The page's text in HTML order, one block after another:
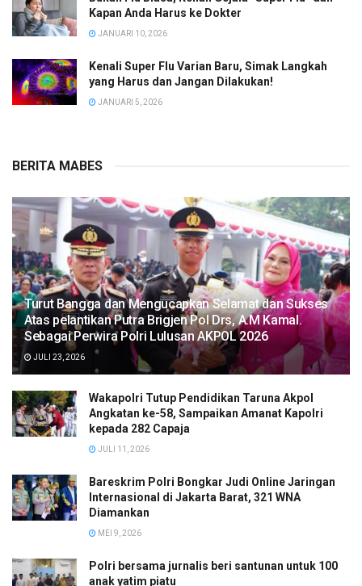
Kapan Anda Harus ke Dokter
JANUARI 10, 2026
Kenali Super Flu Varian Baru, Simak Langkah
yang Harus dan Jangan Dilakukan!
JANUARI 5, 2026
BERITA MABES
Turut Bangga dan Mengucapkan Selamat dan Sukses
Atas pelantikan Putra Brigjen Pol Drs, A.M Kamal.
Sebagai Perwira Polri Lulusan AKPOL 2026
JULI 23, 2026
Wakapolri Tutup Pendidikan Taruna Akpol
Angkatan ke-58, Sampaikan Amanat Kapolri
kepada 282 Capaja
JULI 11, 2026
Bareskrim Polri Bongkar Judi Online Jaringan
Internasional di Jakarta Barat, 321 WNA
Diamankan
MEI 9, 2026
Polri bersama jurnalis beri santunan untuk 100
anak yatim piatu